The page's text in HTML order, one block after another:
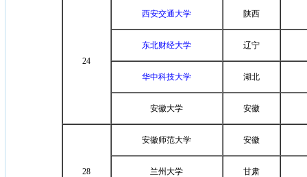
24
西安交通大学 陕西
东北财经大学 辽宁
华中科技大学 湖北
安徽大学 安徽
28
安徽师范大学 安徽
兰州大学 甘肃